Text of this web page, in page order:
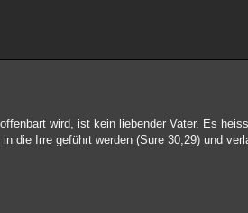
wird, ist kein liebender Vater. Es
die Irre geführt werden (Sure 30,29) und